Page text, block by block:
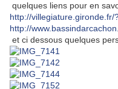
quelques liens pour en
http://villegiature.gironde.fr/
http://
et ci dessous quelques